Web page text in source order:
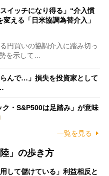
イッチになり得る」“介入慣
える「日米協調為替介入」
円買いの協調介入に踏み切っ
を示して…
んで…」損失を投資家として
ク・S&P500は足踏み」が意味
一覧を見る
」の歩き方
して儲けている」利益相反と